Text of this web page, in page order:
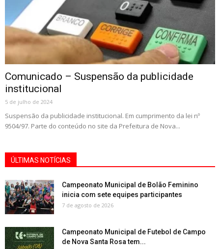
Comunicado – Suspensão da publicidade
institucional
5 de julho de 2024
Suspensão da publicidade institucional. Em cumprimento da lei nº
9504/97. Parte do conteúdo no site da Prefeitura de Nova...
ÚLTIMAS NOTÍCIAS
Campeonato Municipal de Bolão Feminino
inicia com sete equipes participantes
7 de agosto de 2026
Campeonato Municipal de Futebol de Campo
de Nova Santa Rosa tem...